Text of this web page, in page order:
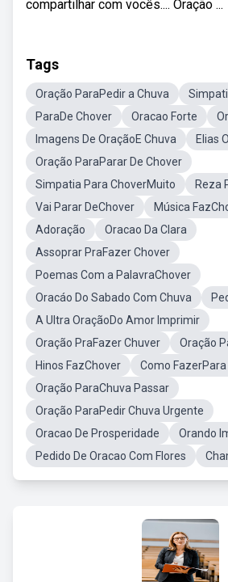
compartilhar com vocês.... Oração ...
Tags
Oração ParaPedir a Chuva
ParaDe Chover
Oracao Forte
Imagens De OraçãoE Chuva
Elias
Oração ParaParar De Chover
Simpatia Para ChoverMuito
Reza
Vai Parar DeChover
Música
Adoração
Oracao Da Clara
Assoprar PraFazer Chover
Poemas Com a PalavraChover
Oracáo Do Sabado Com Chuva
A Ultra OraçãoDo Amor Imprimir
Oração PraFazer Chuver
Oração
Hinos FazChover
Como
Oração ParaChuva Passar
Oração ParaPedir Chuva Urgente
Oracao De Prosperidade
Orando
Pedido De Oracao Com Flores